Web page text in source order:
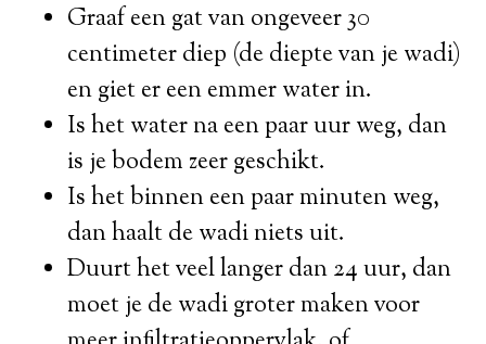
Graaf een gat van ongeveer 30
centimeter diep (de diepte van je wadi)
en giet er een emmer water in.
Is het water na een paar uur weg, dan
is je bodem zeer geschikt.
Is het binnen een paar minuten weg,
dan haalt de wadi niets uit.
Duurt het veel langer dan 24 uur, dan
moet je de wadi groter maken voor